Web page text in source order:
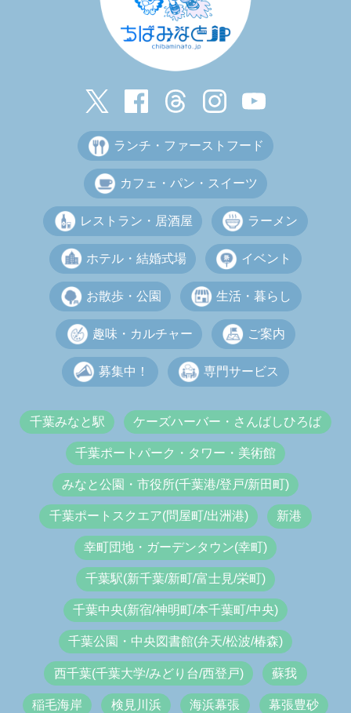
ランチ・ファーストフード
カフェ・パン・スイーツ
レストラン・居酒屋 ラーメン
ホテル・結婚式場 イベント
お散歩・公園 生活・暮らし
趣味・カルチャー ご案内
募集中！ 専門サービス
千葉みなと駅 ケーズハーバー・さんばしひろば
千葉ポートパーク・タワー・美術館
みなと公園・市役所(千葉港/登戸/新田町)
千葉ポートスクエア(問屋町/出洲港) 新港
幸町団地・ガーデンタウン(幸町)
千葉駅(新千葉/新町/富士見/栄町)
千葉中央(新宿/神明町/本千葉町/中央)
千葉公園・中央図書館(弁天/松波/椿森)
西千葉(千葉大学/みどり台/西登戸) 蘇我
稲毛海岸 検見川浜 海浜幕張 幕張豊砂